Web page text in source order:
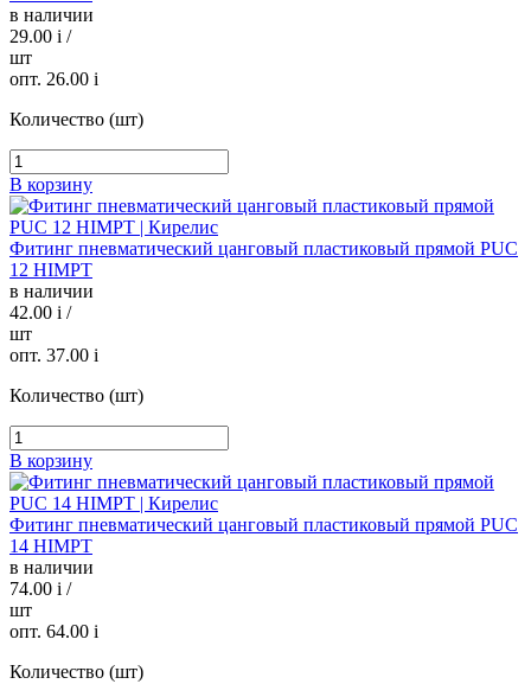
в наличии
29.00 i /
шт
опт. 26.00 i
Количество (шт)
В корзину
Фитинг пневматический цанговый пластиковый прямой PUC
12 HIMPT
в наличии
42.00 i /
шт
опт. 37.00 i
Количество (шт)
В корзину
Фитинг пневматический цанговый пластиковый прямой PUC
14 HIMPT
в наличии
74.00 i /
шт
опт. 64.00 i
Количество (шт)